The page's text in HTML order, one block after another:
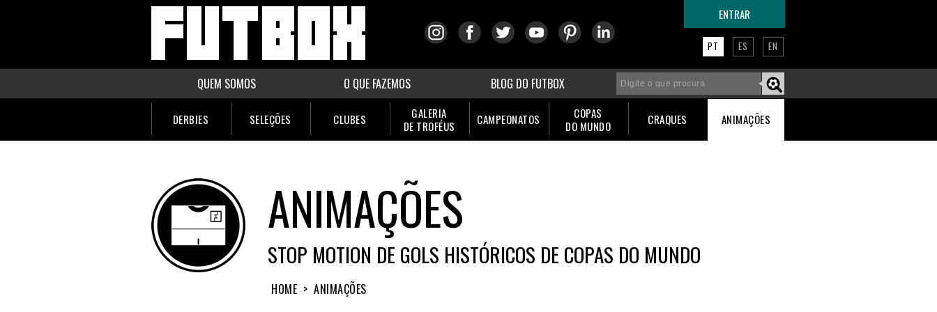
ENTRAR
PT ES EN
QUEM SOMOS O QUE FAZEMOS BLOG DO FUTBOX
DERBIES SELEÇÕES CLUBES
GALERIA
DE TROFÉUS
CAMPEONATOS
COPAS
DO MUNDO
CRAQUES ANIMAÇÕES
ANIMAÇÕES
STOP MOTION DE GOLS HISTÓRICOS DE COPAS DO MUNDO
HOME > ANIMAÇÕES